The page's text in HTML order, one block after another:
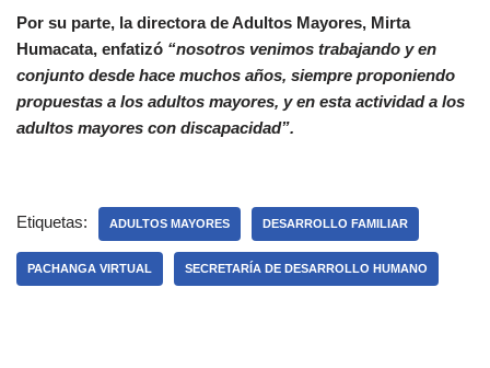
Por su parte, la directora de Adultos Mayores, Mirta
Humacata, enfatizó “nosotros venimos trabajando y en
conjunto desde hace muchos años, siempre proponiendo
propuestas a los adultos mayores, y en esta actividad a los
adultos mayores con discapacidad”.
Etiquetas: ADULTOS MAYORES DESARROLLO FAMILIAR
PACHANGA VIRTUAL SECRETARÍA DE DESARROLLO HUMANO